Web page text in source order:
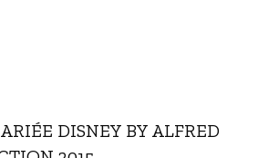
DISNEY BY ALFRED